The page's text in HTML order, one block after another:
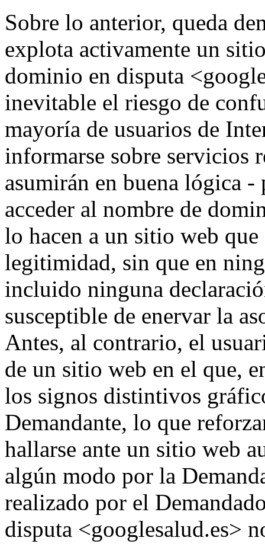
Sobre lo anterior, queda
explota activamente un
dominio en disputa
inevitable el riesgo de
mayoría de usuarios de
informarse sobre servicios
asumirán en buena lógica -
acceder al nombre de
lo hacen a un sitio web
legitimidad, sin que en
incluido ninguna
susceptible de enervar la
Antes, al contrario, el
de un sitio web en el que,
los signos distintivos
Demandante, lo que
hallarse ante un sitio web
algún modo por la
realizado por el
disputa <googlesalud.es>